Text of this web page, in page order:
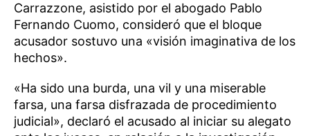
Carrazzone, asistido por el abogado Pablo
Fernando Cuomo, consideró que el bloque
acusador sostuvo una «visión imaginativa de los
hechos».
«Ha sido una burda, una vil y una miserable
farsa, una farsa disfrazada de procedimiento
judicial», declaró el acusado al iniciar su alegato